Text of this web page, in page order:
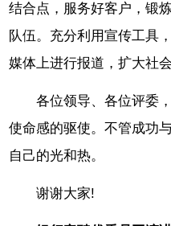
结合点，服务好客户，锻
队伍。充分利用宣传工具
媒体上进行报道，扩大社会
各位领导、各位评委
使命感的驱使。不管成功
自己的光和热。
谢谢大家!